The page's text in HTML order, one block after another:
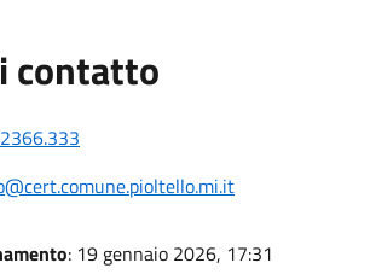
contatto
: 19 gennaio 2026, 17:31